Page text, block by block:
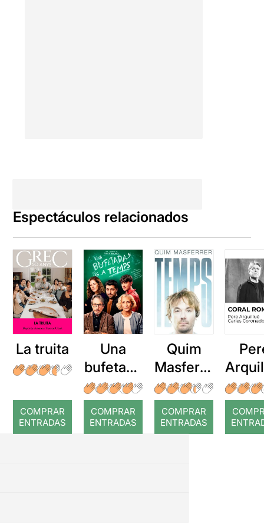
Espectáculos relacionados
La truita
COMPRAR
ENTRADAS
Una
bufetada
a temps
COMPRAR
ENTRADAS
Quim
Masferre
r: Temps
COMPRAR
ENTRADAS
: